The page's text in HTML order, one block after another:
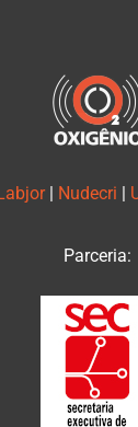
| Nudecri |
Parceria: